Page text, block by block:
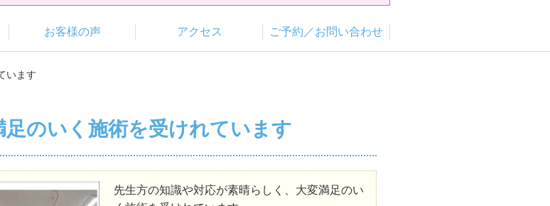
お客様の声 アクセス ご予約／お問い合わせ
います
足のいく施術を受けれています
先生方の知識や対応が素晴らしく、大変満足のい